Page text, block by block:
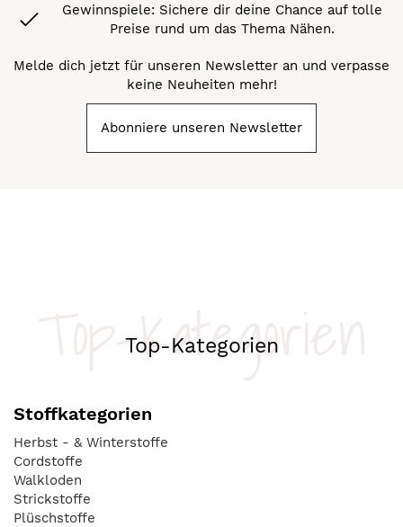
Gewinnspiele: Sichere dir deine Chance auf tolle
Preise rund um das Thema Nähen.
Melde dich jetzt für unseren Newsletter an und verpasse
keine Neuheiten mehr!
Abonniere unseren Newsletter
Top-Kategorien
Top-Kategorien
Stoffkategorien
Herbst - & Winterstoffe
Cordstoffe
Walkloden
Strickstoffe
Plüschstoffe